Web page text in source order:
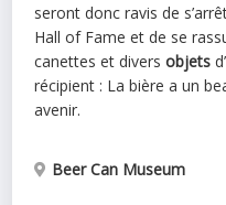
seront donc ravis de
Hall of Fame et de se
canettes et diversobjets
récipient : La bière a un
avenir.
Beer Can Museum